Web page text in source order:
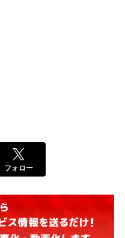
フォロー